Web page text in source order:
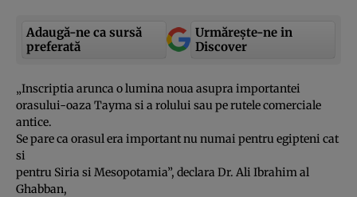
Adaugă-ne ca sursă
preferată
Urmărește-ne in
Discover
„Inscriptia arunca o lumina noua asupra importantei
orasului-oaza Tayma si a rolului sau pe rutele comerciale
antice.
Se pare ca orasul era important nu numai pentru egipteni cat
si
pentru Siria si Mesopotamia”, declara Dr. Ali Ibrahim al
Ghabban,